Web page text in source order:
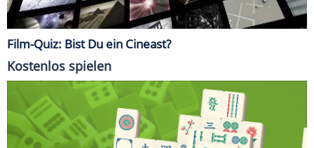
Film-Quiz: Bist Du ein Cineast?
Kostenlos spielen